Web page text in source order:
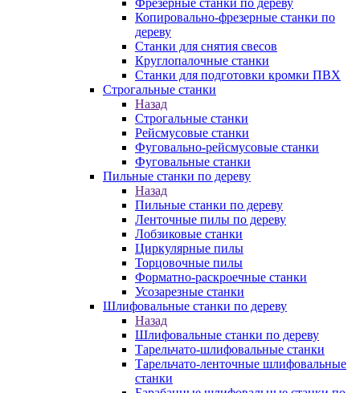
Фрезерные станки по дереву
Копировально-фрезерные станки по
дереву
Станки для снятия свесов
Круглопалочные станки
Станки для подготовки кромки ПВХ
Строгальные станки
Назад
Строгальные станки
Рейсмусовые станки
Фуговально-рейсмусовые станки
Фуговальные станки
Пильные станки по дереву
Назад
Пильные станки по дереву
Ленточные пилы по дереву
Лобзиковые станки
Циркулярные пилы
Торцовочные пилы
Форматно-раскроечные станки
Усозарезные станки
Шлифовальные станки по дереву
Назад
Шлифовальные станки по дереву
Тарельчато-шлифовальные станки
Тарельчато-ленточные шлифовальные
станки